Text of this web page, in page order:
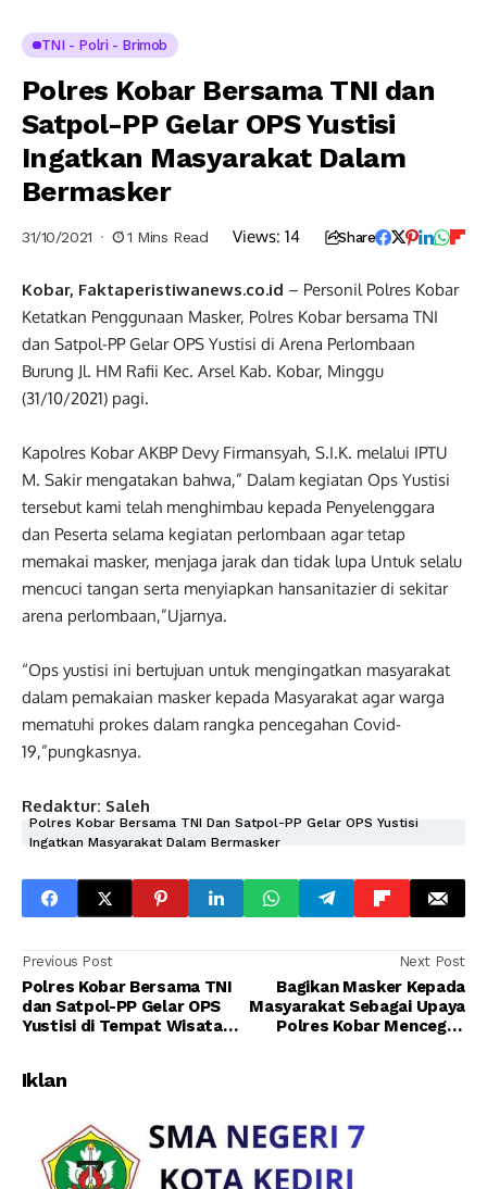
TNI - Polri - Brimob
Polres Kobar Bersama TNI dan
Satpol-PP Gelar OPS Yustisi
Ingatkan Masyarakat Dalam
Bermasker
31/10/2021 1 Mins Read Views: 14 Share
Kobar, Faktaperistiwanews.co.id – Personil Polres Kobar
Ketatkan Penggunaan Masker, Polres Kobar bersama TNI
dan Satpol-PP Gelar OPS Yustisi di Arena Perlombaan
Burung Jl. HM Rafii Kec. Arsel Kab. Kobar, Minggu
(31/10/2021) pagi.
Kapolres Kobar AKBP Devy Firmansyah, S.I.K. melalui IPTU
M. Sakir mengatakan bahwa,” Dalam kegiatan Ops Yustisi
tersebut kami telah menghimbau kepada Penyelenggara
dan Peserta selama kegiatan perlombaan agar tetap
memakai masker, menjaga jarak dan tidak lupa Untuk selalu
mencuci tangan serta menyiapkan hansanitazier di sekitar
arena perlombaan,”Ujarnya.
“Ops yustisi ini bertujuan untuk mengingatkan masyarakat
dalam pemakaian masker kepada Masyarakat agar warga
mematuhi prokes dalam rangka pencegahan Covid-
19,”pungkasnya.
Redaktur: Saleh
Polres Kobar Bersama TNI Dan Satpol-PP Gelar OPS Yustisi
Ingatkan Masyarakat Dalam Bermasker
Previous Post
Polres Kobar Bersama TNI
dan Satpol-PP Gelar OPS
Yustisi di Tempat Wisata
Next Post
Bagikan Masker Kepada
Masyarakat Sebagai Upaya
Polres Kobar Mencegah
Iklan